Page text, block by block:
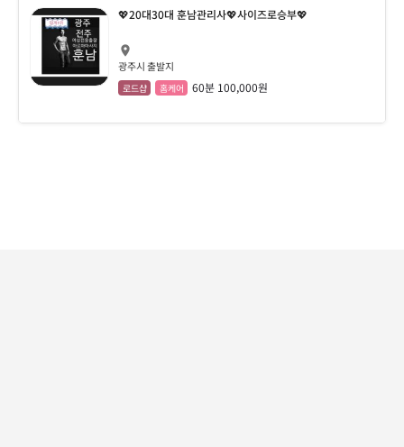
💖20대30대 훈남관리사💖사이즈로승부💖
광주시 출발지
로드샵 홈케어 60분 100,000원